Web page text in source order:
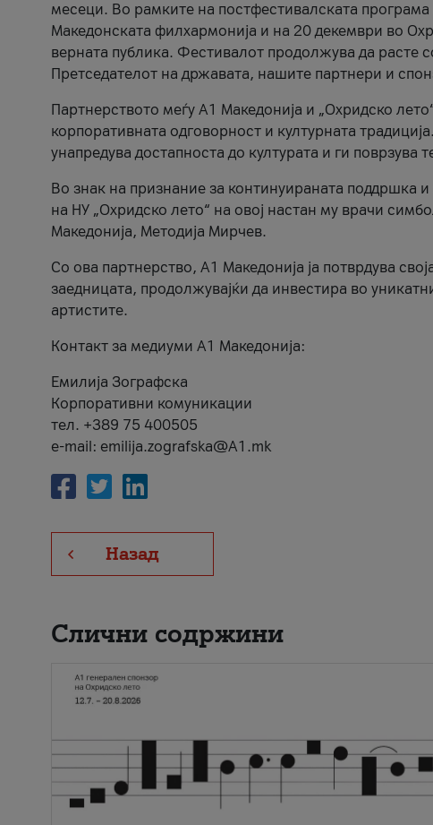
месеци. Во рамките на постфестивалската
Македонската филхармонија и на 20 декември во
верната публика. Фестивалот продолжува да расте
Претседателот на државата, нашите партнери и
Партнерството меѓу A1 Македонија и „Охридско
корпоративната одговорност и културната
унапредува достапноста до културата и ги
Во знак на признание за континуираната поддршка
на НУ „Охридско лето“ на овој настан му врачи
Македонија, Методија Мирчев.
Со ова партнерство, A1 Македонија ја потврдува
заедницата, продолжувајќи да инвестира во
артистите.
Контакт за медиуми А1 Македонија:
Емилија Зографска
Корпоративни комуникации
тел. +389 75 400505
e-mail: emilija.zografska@A1.mk
Назад
Слични содржини